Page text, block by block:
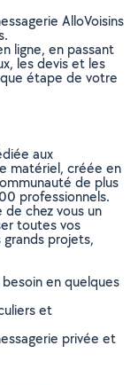
AlloVoisins
ligne, en passant
les devis et les
étape de votre
aux
matériel, créée en
de plus
professionnels.
chez vous un
toutes vos
projets,
en quelques
et
privée et